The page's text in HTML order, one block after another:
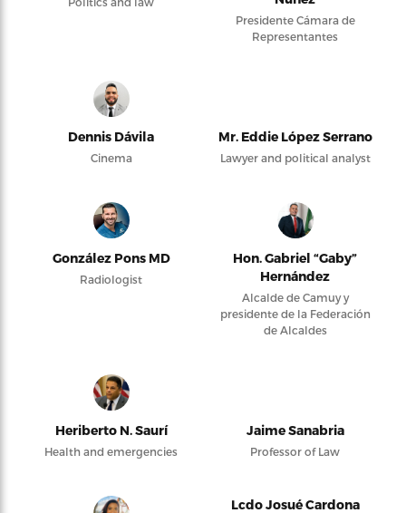
Presidente Cámara de
Representantes
Dennis Dávila
Cinema
Mr. Eddie López Serrano
Lawyer and political analyst
González Pons MD
Radiologist
Hon. Gabriel “Gaby”
Hernández
Alcalde de Camuy y
presidente de la Federación
de Alcaldes
Heriberto N. Saurí
Health and emergencies
Jaime Sanabria
Professor of Law
Lcdo Josué Cardona